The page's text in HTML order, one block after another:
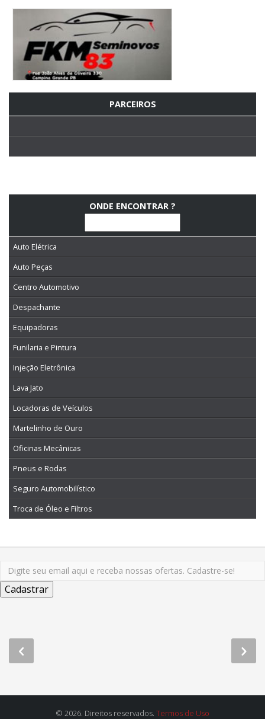
PARCEIROS
ONDE ENCONTRAR ?
Auto Elétrica
Auto Peças
Centro Automotivo
Despachante
Equipadoras
Funilaria e Pintura
Injeção Eletrônica
Lava Jato
Locadoras de Veículos
Martelinho de Ouro
Oficinas Mecânicas
Pneus e Rodas
Seguro Automobilístico
Troca de Óleo e Filtros
© 2026. Direitos reservados. Termos de Uso